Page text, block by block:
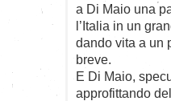
a Di Maio una
l’Italia in un
dando vita a un
breve.
E Di Maio,
approfittando